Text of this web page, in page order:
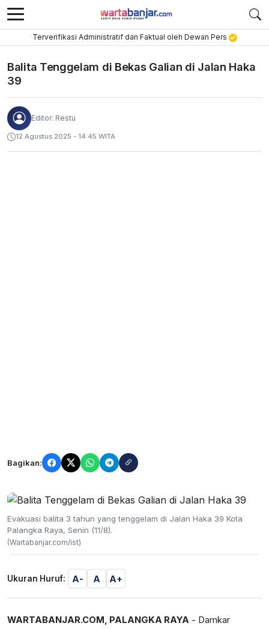
Terverifikasi Administratif dan Faktual oleh Dewan Pers
Balita Tenggelam di Bekas Galian di Jalan Haka
39
Editor: Restu
12 Agustus 2025 - 14:45 WITA
Bagikan:
Evakuasi balita 3 tahun yang tenggelam di Jalan Haka 39 Kota
Palangka Raya, Senin (11/8).
(Wartabanjar.com/ist)
Ukuran Huruf: A- A A+
WARTABANJAR.COM, PALANGKA RAYA - Damkar